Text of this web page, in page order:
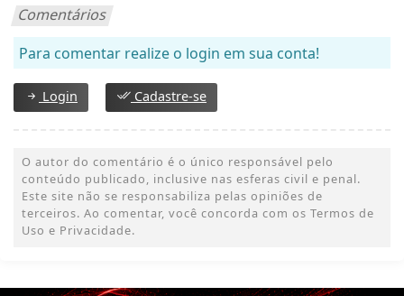
Comentários
Para comentar realize o login em sua conta!
Login Cadastre-se
O autor do comentário é o único responsável pelo
conteúdo publicado, inclusive nas esferas civil e penal.
Este site não se responsabiliza pelas opiniões de
terceiros. Ao comentar, você concorda com os Termos de
Uso e Privacidade.